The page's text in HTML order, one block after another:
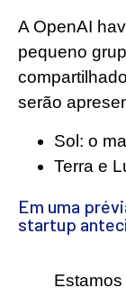
A OpenAI
pequeno
serão
Sol: o
Terra e
Em uma
startup